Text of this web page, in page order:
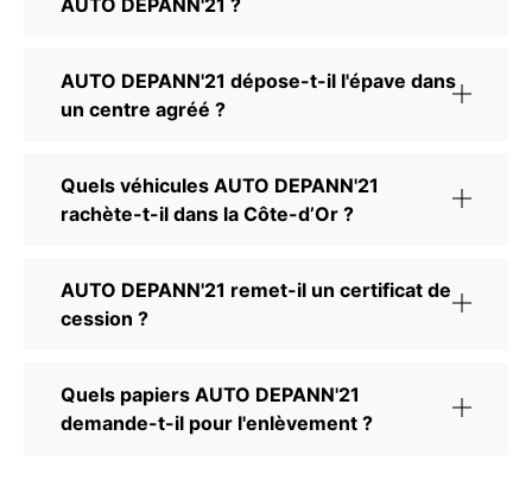
AUTO DEPANN'21 dépose-t-il l'épave dans
un centre agréé ?
Quels véhicules AUTO DEPANN'21
rachète-t-il dans la Côte-d’Or ?
AUTO DEPANN'21 remet-il un certificat de
cession ?
Quels papiers AUTO DEPANN'21
demande-t-il pour l'enlèvement ?